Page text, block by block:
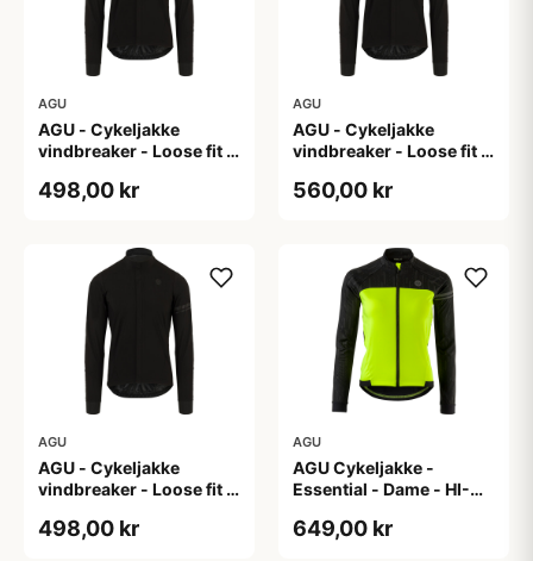
AGU
AGU - Cykeljakke
vindbreaker - Loose fit -
498,00 kr
AGU
AGU - Cykeljakke
vindbreaker - Loose fit -
560,00 kr
AGU
AGU - Cykeljakke
vindbreaker - Loose fit -
498,00 kr
AGU
AGU Cykeljakke -
Essential - Dame - HI-
649,00 kr